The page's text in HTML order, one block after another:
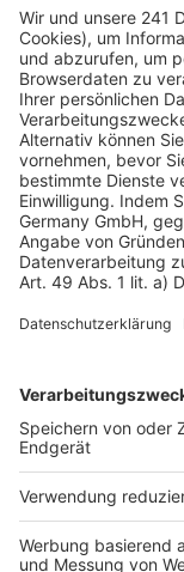
Barrierefreiheit
Cookie
Rechtliches
AGB-Übersicht
Datenschutz
Impressum
Services
Bauprojekt-Quiz
Häuser-Suche
Hausanbieter-
Bauprojekt-